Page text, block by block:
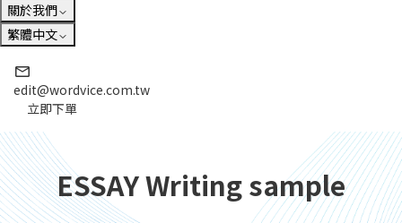
關於我們
繁體中文
edit@wordvice.com.tw
立即下單
ESSAY Writing sample